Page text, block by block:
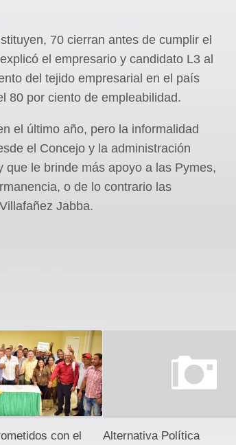
70 cierran antes de cumplir el
el empresario y candidato L3 al
del tejido empresarial en el país
80 por ciento de empleabilidad.
el último año, pero la informalidad
el Concejo y la administración
le brinde más apoyo a las Pymes,
o de lo contrario las
Jabba.
con el
Alternativa Política